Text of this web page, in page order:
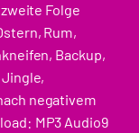
Folge
Rum,
Backup,
negativem
MP3 Audio9